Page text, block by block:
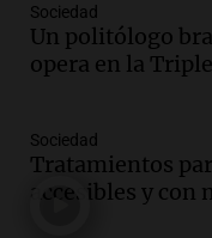
Audio.
crece la
movimiento
Episodios
Audio.Por
qué
Sociedad
Un politólogo
opera en la
Sociedad
Tratamientos
accesibles y